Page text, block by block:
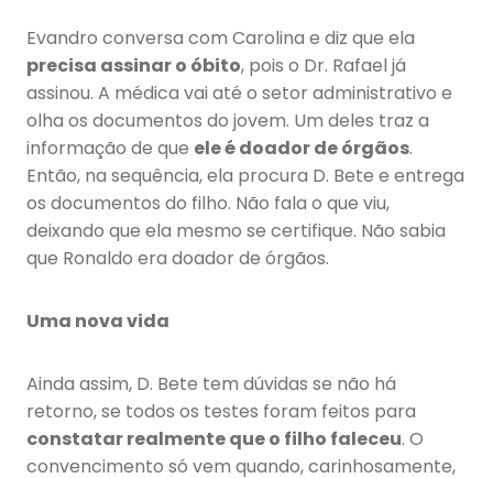
Evandro conversa com Carolina e diz que ela
precisa assinar o óbito, pois o Dr. Rafael já
assinou. A médica vai até o setor administrativo e
olha os documentos do jovem. Um deles traz a
informação de que ele é doador de órgãos.
Então, na sequência, ela procura D. Bete e entrega
os documentos do filho. Não fala o que viu,
deixando que ela mesmo se certifique. Não sabia
que Ronaldo era doador de órgãos.
Uma nova vida
Ainda assim, D. Bete tem dúvidas se não há
retorno, se todos os testes foram feitos para
constatar realmente que o filho faleceu. O
convencimento só vem quando, carinhosamente,